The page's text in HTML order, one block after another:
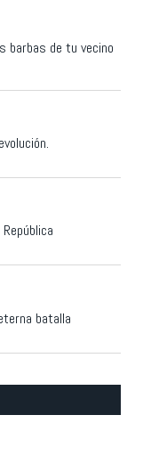
barbas de tu vecino
batalla